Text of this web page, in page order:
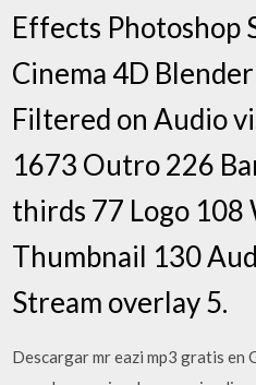
Effects Photoshop
Cinema 4D
Filtered on Audio
1673 Outro 226
thirds 77 Logo 108
Thumbnail 130
Stream overlay 5.
Descargar mr eazi mp3 gratis en